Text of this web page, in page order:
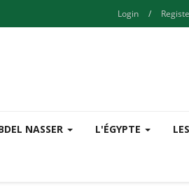
Login /
NASSER L'ÉGYPTE